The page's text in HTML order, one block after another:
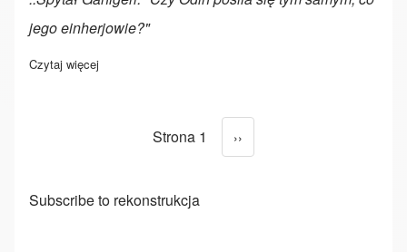
jego einherjowie?"
Czytaj więcej
Stronicowanie
Strona 1 Następna strona
››
Subscribe to rekonstrukcja